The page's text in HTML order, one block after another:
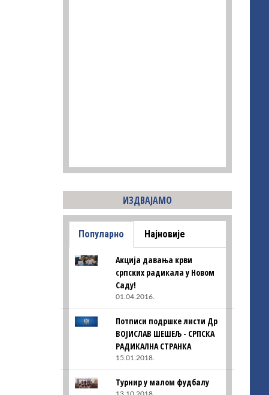
ИЗДВАЈАМО
Популарно Најновије
Акција давања крви
српских радикала у Новом
Саду!
01.04.2016.
Потписи подршке листи Др
ВОЈИСЛАВ ШЕШЕЉ - СРПСКА
РАДИКАЛНА СТРАНКА
15.01.2018.
Турнир у малом фудбалу